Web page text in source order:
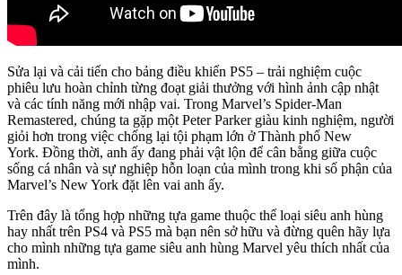
Sửa lại và cải tiến cho bảng điều khiển PS5 – trải nghiệm cuộc
phiêu lưu hoàn chỉnh từng đoạt giải thưởng với hình ảnh cập nhật
và các tính năng mới nhập vai. Trong Marvel’s Spider-Man
Remastered, chúng ta gặp một Peter Parker giàu kinh nghiệm, người
giỏi hơn trong việc chống lại tội phạm lớn ở Thành phố New
York. Đồng thời, anh ấy đang phải vật lộn để cân bằng giữa cuộc
sống cá nhân và sự nghiệp hỗn loạn của mình trong khi số phận của
Marvel’s New York đặt lên vai anh ấy.
Trên đây là tổng hợp những tựa game thuộc thể loại siêu anh hùng
hay nhất trên PS4 và PS5 mà bạn nên sở hữu và đừng quên hãy lựa
cho mình những tựa game siêu anh hùng Marvel yêu thích nhất của
mình.